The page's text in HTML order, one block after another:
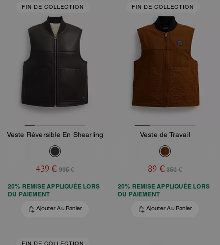
FIN DE COLLECTION
Veste Réversible En Shearling
439 € 995 €
20% REMISE APPLIQUÉE LORS
DU PAIEMENT
Ajouter Au Panier
FIN DE COLLECTION
Veste de Travail
89 € 350 €
20% REMISE APPLIQUÉE LORS
DU PAIEMENT
Ajouter Au Panier